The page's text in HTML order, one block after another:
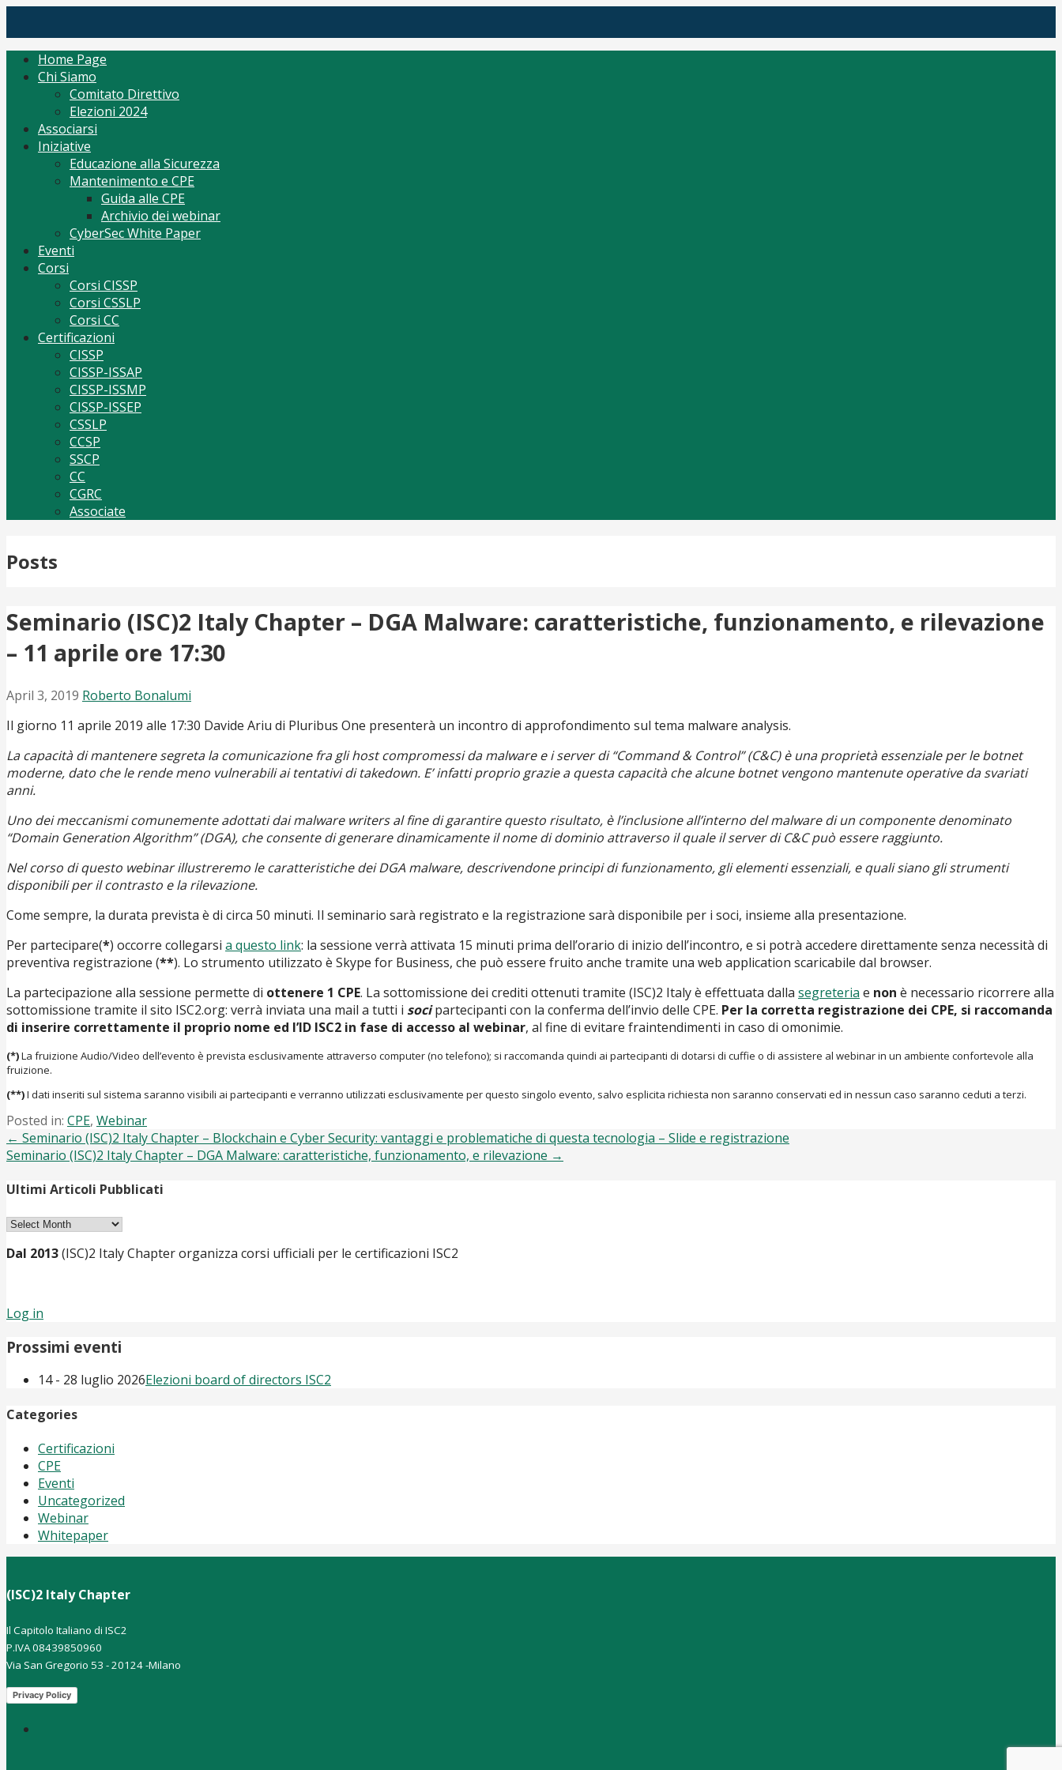
content
Home Page
Chi Siamo
Comitato Direttivo
Elezioni 2024
Associarsi
Iniziative
Educazione alla Sicurezza
Mantenimento e CPE
Guida alle CPE
Archivio dei webinar
CyberSec White Paper
Eventi
Corsi
Corsi CISSP
Corsi CSSLP
Corsi CC
Certificazioni
CISSP
CISSP-ISSAP
CISSP-ISSMP
CISSP-ISSEP
CSSLP
CCSP
SSCP
CC
CGRC
Associate
Posts
Seminario (ISC)2 Italy Chapter – DGA Malware: caratteristiche, funzionamento, e rilevazione
– 11 aprile ore 17:30
April 3, 2019 Roberto Bonalumi
Il giorno 11 aprile 2019 alle 17:30 Davide Ariu di Pluribus One presenterà un incontro di approfondimento sul tema malware analysis.
La capacità di mantenere segreta la comunicazione fra gli host compromessi da malware e i server di “Command & Control” (C&C) è una proprietà essenziale per le botnet
moderne, dato che le rende meno vulnerabili ai tentativi di takedown. E’ infatti proprio grazie a questa capacità che alcune botnet vengono mantenute operative da svariati
anni.
Uno dei meccanismi comunemente adottati dai malware writers al fine di garantire questo risultato, è l’inclusione all’interno del malware di un componente denominato
“Domain Generation Algorithm” (DGA), che consente di generare dinamicamente il nome di dominio attraverso il quale il server di C&C può essere raggiunto.
Nel corso di questo webinar illustreremo le caratteristiche dei DGA malware, descrivendone principi di funzionamento, gli elementi essenziali, e quali siano gli strumenti
disponibili per il contrasto e la rilevazione.
Come sempre, la durata prevista è di circa 50 minuti. Il seminario sarà registrato e la registrazione sarà disponibile per i soci, insieme alla presentazione.
Per partecipare(*) occorre collegarsi a questo link: la sessione verrà attivata 15 minuti prima dell’orario di inizio dell’incontro, e si potrà accedere direttamente senza necessità di
preventiva registrazione (**). Lo strumento utilizzato è Skype for Business, che può essere fruito anche tramite una web application scaricabile dal browser.
La partecipazione alla sessione permette di ottenere 1 CPE. La sottomissione dei crediti ottenuti tramite (ISC)2 Italy è effettuata dalla segreteria e non è necessario ricorrere alla
sottomissione tramite il sito ISC2.org: verrà inviata una mail a tutti i socipartecipanti con la conferma dell’invio delle CPE. Per la corretta registrazione dei CPE, si raccomanda
di inserire correttamente il proprio nome ed l’ID ISC2 in fase di accesso al webinar, al fine di evitare fraintendimenti in caso di omonimie.
(*)La fruizione Audio/Video dell’evento è prevista esclusivamente attraverso computer (no telefono); si raccomanda quindi ai partecipanti di dotarsi di cuffie o di assistere al webinar in un ambiente confortevole alla
fruizione.
(**)I dati inseriti sul sistema saranno visibili ai partecipanti e verranno utilizzati esclusivamente per questo singolo evento, salvo esplicita richiesta non saranno conservati ed in nessun caso saranno ceduti a terzi.
Posted in: CPE, Webinar
Post
navigation
← Seminario (ISC)2 Italy Chapter – Blockchain e Cyber Security: vantaggi e problematiche di questa tecnologia – Slide e registrazione
Seminario (ISC)2 Italy Chapter – DGA Malware: caratteristiche, funzionamento, e rilevazione →
Ultimi Articoli Pubblicati
Ultimi
Pubblicati
Dal 2013(ISC)2 Italy Chapter organizza corsi ufficiali per le certificazioni ISC2
Log in
Prossimi eventi
14 - 28 luglio 2026Elezioni board of directors ISC2
Categories
Certificazioni
CPE
Eventi
Uncategorized
Webinar
Whitepaper
(ISC)2 Italy Chapter
Il Capitolo Italiano di ISC2
P.IVA 08439850960
Via San Gregorio 53 - 20124 -Milano
Privacy Policy